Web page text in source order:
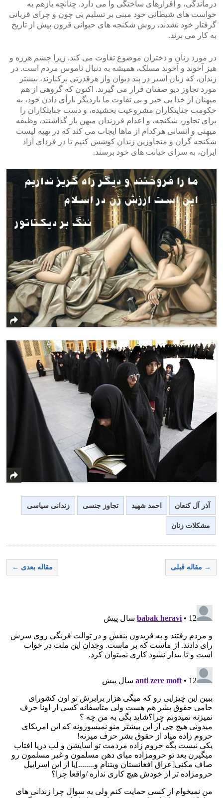
درماندگی، و اقرارهای ساختگی وا می دارد. چنانچه بازهم به
خواست های شیطانی خود مبنی بر تسلیم بی چون و چرای قربانی
گرفتار خود نشدند، روش شکنجه های حیوانی قرون پیش از تاریخ
به کار می برند.
در مورد زنان و دختران موضوع تفاوت می کند. زیرا چشم هرزه و
هیز آخوند و آخوند مسلک، همیشه به دنبال ناموس مردم است. در
زندان، که زنان اسیر در بند دیوان واز هرقدرتی برکنارند، بیشتر
مورد تجاوز دیو صفتان قرار می گیرند. اکنون که گروهی از هم
میهنان از خدا بی خبر و بی تفاوت ما باردیگر بارأی دادن خود، به
حکومت جنایتکاران مشروعیت بخشیده، و دست جنایتکاران را
برای تجاوز، شکنجه، و اعدام فرزندان میهن باز گذاشتند، وظیفه
میهنی و انسانی هرکدام از ماها ایجاب می کند که در تهیه لیست
شکنجه گران و متجاوزین زندان کوشش کنیم تا در فردای آزاد
ایران، به سزای خیانت های خود برسند.
آذر آل کنعان احمد شهید تجاوز جنسی زندانی سیاسی
مشکلات زنان
→ مقاله قبلی مقاله بعدی ←